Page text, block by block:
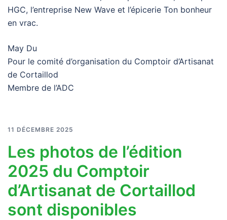
HGC, l’entreprise New Wave et l’épicerie Ton bonheur
en vrac.
May Du
Pour le comité d’organisation du Comptoir d’Artisanat
de Cortaillod
Membre de l’ADC
11 DÉCEMBRE 2025
Les photos de l’édition
2025 du Comptoir
d’Artisanat de Cortaillod
sont disponibles